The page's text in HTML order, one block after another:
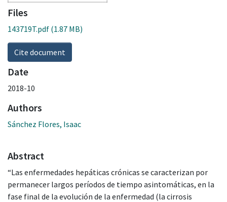
Files
143719T.pdf (1.87 MB)
Cite document
Date
2018-10
Authors
Sánchez Flores, Isaac
Abstract
“Las enfermedades hepáticas crónicas se caracterizan por
permanecer largos períodos de tiempo asintomáticas, en la
fase final de la evolución de la enfermedad (la cirrosis